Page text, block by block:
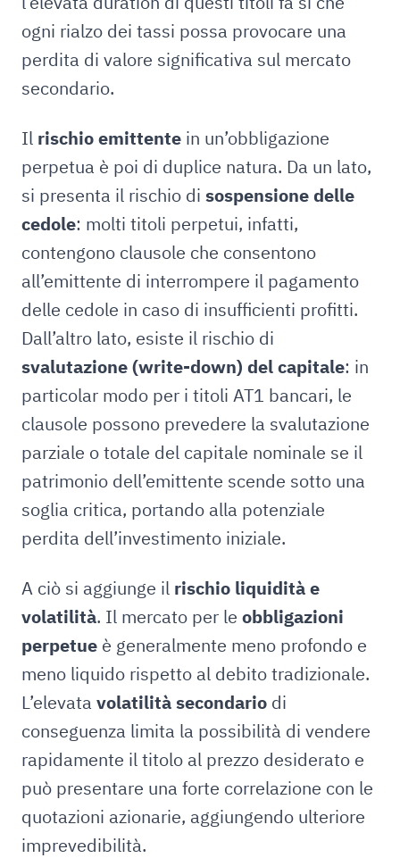
ogni rialzo dei tassi possa provocare una
perdita di valore significativa sul mercato
secondario.
Il rischio emittente in un’obbligazione
perpetua è poi di duplice natura. Da un lato,
si presenta il rischio di sospensione delle
cedole: molti titoli perpetui, infatti,
contengono clausole che consentono
all’emittente di interrompere il pagamento
delle cedole in caso di insufficienti profitti.
Dall’altro lato, esiste il rischio di
svalutazione (write-down) del capitale: in
particolar modo per i titoli AT1 bancari, le
clausole possono prevedere la svalutazione
parziale o totale del capitale nominale se il
patrimonio dell’emittente scende sotto una
soglia critica, portando alla potenziale
perdita dell’investimento iniziale.
A ciò si aggiunge il rischio liquidità e
volatilità. Il mercato per le obbligazioni
perpetue è generalmente meno profondo e
meno liquido rispetto al debito tradizionale.
L’elevata volatilità secondario di
conseguenza limita la possibilità di vendere
rapidamente il titolo al prezzo desiderato e
può presentare una forte correlazione con le
quotazioni azionarie, aggiungendo ulteriore
imprevedibilità.